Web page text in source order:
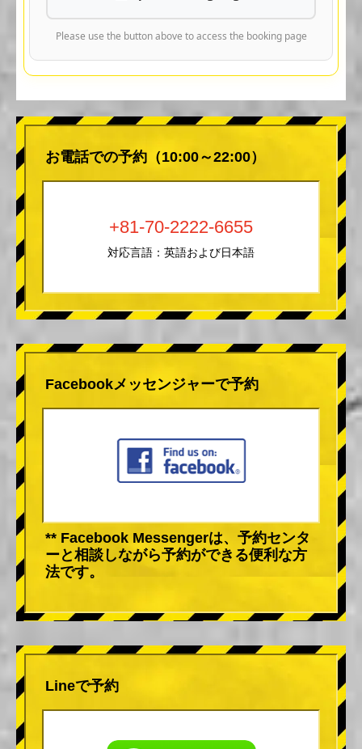
Please use the button above to access the booking page
お電話での予約（10:00～22:00）
+81-70-2222-6655
対応言語：英語および日本語
Facebookメッセンジャーで予約
** Facebook Messengerは、予約センタ
ーと相談しながら予約ができる便利な方
法です。
Lineで予約